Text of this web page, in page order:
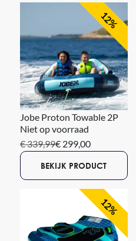
12%
Jobe Proton Towable 2P
Niet op voorraad
€ 339,99€ 299,00
BEKIJK PRODUCT
12%